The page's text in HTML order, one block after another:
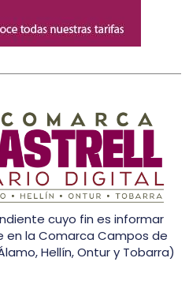
cuyo fin es informar
en la Comarca Campos de
Hellín, Ontur y Tobarra)